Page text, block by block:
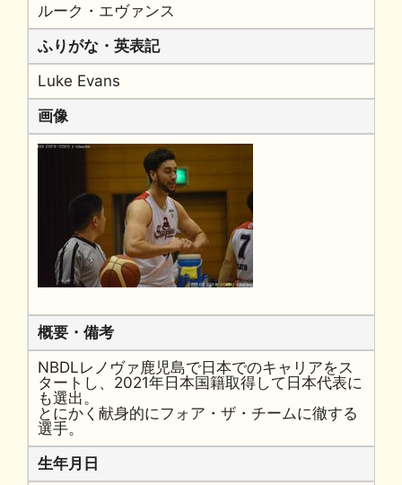
ルーク・エヴァンス
ふりがな・英表記
Luke Evans
画像
概要・備考
NBDLレノヴァ鹿児島で日本でのキャリアをス
タートし、2021年日本国籍取得して日本代表に
も選出。
とにかく献身的にフォア・ザ・チームに徹する
選手。
生年月日